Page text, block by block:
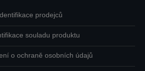
prodejců
souladu produktu
o ochraně osobních údajů